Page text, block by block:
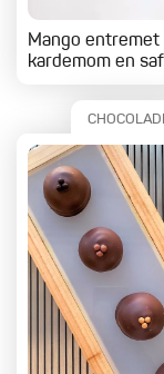
Mango entremet
kardemom en